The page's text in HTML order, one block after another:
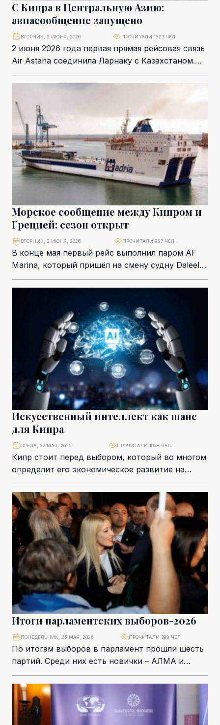
С Кипра в Центральную Азию:
авиасообщение запущено
2 июня 2026 года первая прямая рейсовая связь
Air Astana соединила Ларнаку с Казахстаном.
Символично, что именно этим рейсом в...
ВТОРНИК, 2 ИЮНЯ, 2026 ПРОЧИТАЛИ 1823 ЧЕЛ.
Морское сообщение между Кипром и
Грецией: сезон открыт
В конце мая первый рейс выполнил паром AF
Marina, который пришёл на смену судну Daleela
и теперь будет обслуживать единственное...
ВТОРНИК, 2 ИЮНЯ, 2026 ПРОЧИТАЛИ 997 ЧЕЛ.
Искусственный интеллект как шанс
для Кипра
Кипр стоит перед выбором, который во многом
определит его экономическое развитие на
ближайшие десять лет. Искусственный
интеллект уже перестал быть...
СРЕДА, 27 МАЯ, 2026 ПРОЧИТАЛИ 1068 ЧЕЛ.
Итоги парламентских выборов-2026
По итогам выборов в парламент прошли шесть
партий. Среди них есть новички – АЛМА и
«Прямая демократия», зато отсутствуют три...
ПОНЕДЕЛЬНИК, 25 МАЯ, 2026 ПРОЧИТАЛИ 399 ЧЕЛ.